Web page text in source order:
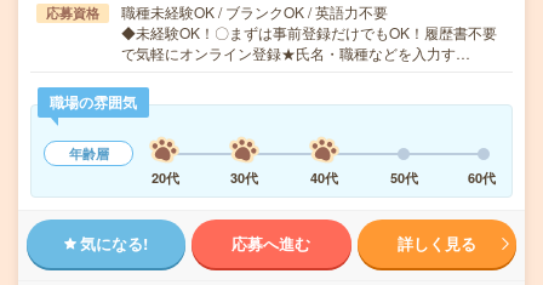
応募資格
職種未経験OK / ブランクOK / 英語力不要
◆未経験OK！〇まずは事前登録だけでもOK！履歴書不要
で気軽にオンライン登録★氏名・職種などを入力す…
職場の雰囲気
年齢層
20代
30代 40代 50代 60代
気になる! 応募へ進む 詳しく見る